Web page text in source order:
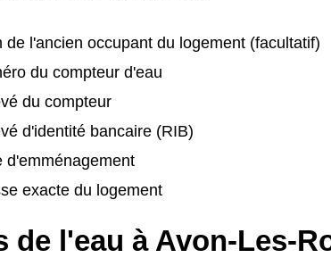
de l'ancien occupant du logement (facultatif)
du compteur d'eau
du compteur
d'identité bancaire (RIB)
d'emménagement
exacte du logement
de l'eau à Avon-Les-